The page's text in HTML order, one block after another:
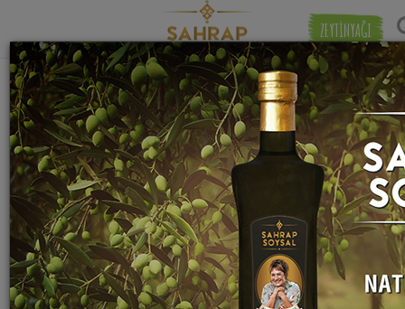
ZEYTİNYAĞI
"sarı leblebi" etiketiyle eşleşen (1) tarif
bulundu.
Eşleşmeye